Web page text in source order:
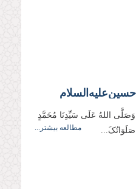
وَصَلَّی اللهُ عَلَی سَیِّدِنَا مُحَمَّدٍ
صَلَوَاتُکَ...
مطالعه بیشتر...